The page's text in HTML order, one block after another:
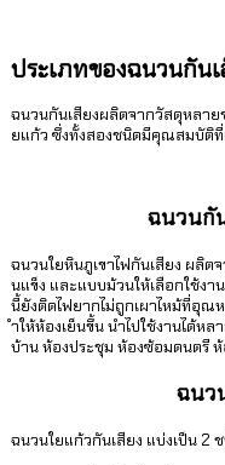
ประเภทของฉนวนกันเ
ฉนวนกันเสียงผลิตจากวัสดุหลา
ยแก้ว ซึ่งทั้งสองชนิดมีคุณสมบัติ
ฉนวนกั
ฉนวนใยหินภูเขาไฟกันเสียง ผลิต
นแข็ง และแบบม้วนให้เลือกใช้งา
นี้ยังติดไฟยากไม่ถูกเผาไหม้ที่อุณ
ำให้ห้องเย็นขึ้น นำไปใช้งานได้ห
บ้าน ห้องประชุม ห้องซ้อมดนตรี ห้
ฉนว
ฉนวนใยแก้วกันเสียง แบ่งเป็น 2